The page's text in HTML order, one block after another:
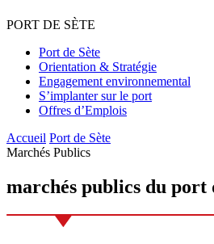
PORT DE SÈTE
Port de Sète
Orientation & Stratégie
Engagement environnemental
S’implanter sur le port
Offres d’Emplois
Accueil Port de Sète
Marchés Publics
marchés publics du port